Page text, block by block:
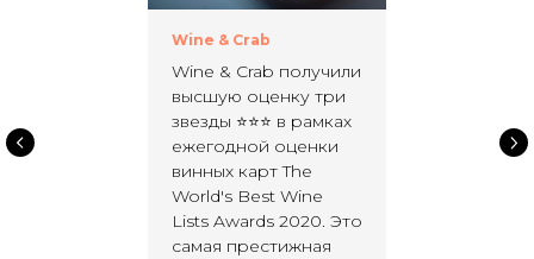
Wine & Crab
Wine & Crab получили
высшую оценку три
звезды ⭐⭐⭐ в рамках
ежегодной оценки
винных карт The
World's Best Wine
Lists Awards 2020. Это
самая престижная